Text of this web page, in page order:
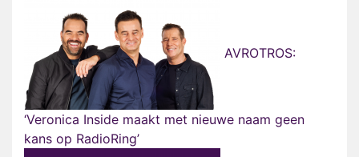
AVROTROS:
‘Veronica Inside maakt met nieuwe naam geen
kans op RadioRing’